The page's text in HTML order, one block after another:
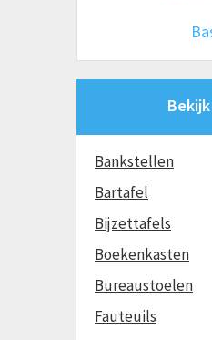
Bankstellen
Bartafel
Bijzettafels
Boekenkasten
Bureaustoelen
Fauteuils